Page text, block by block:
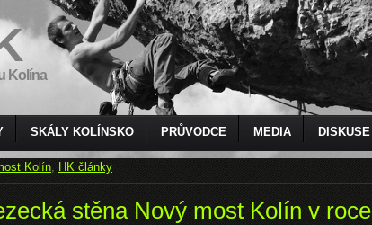
Kolína
SKÁLY KOLÍNSKO PRŮVODCE MEDIA DISKUSE
Kolín, HK články
stěna Nový most Kolín v roce